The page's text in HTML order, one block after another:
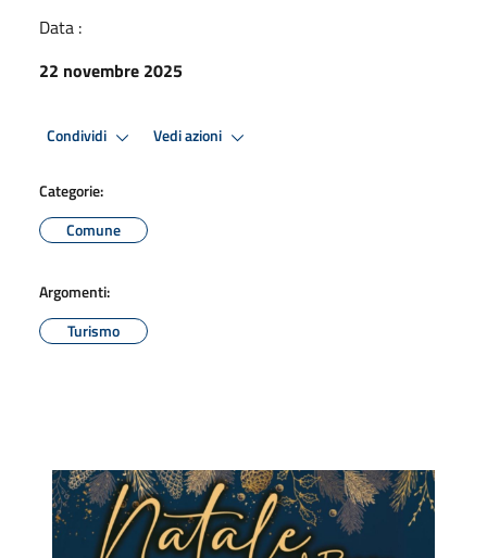
Data :
22 novembre 2025
Condividi Vedi azioni
Categorie:
Comune
Argomenti:
Turismo